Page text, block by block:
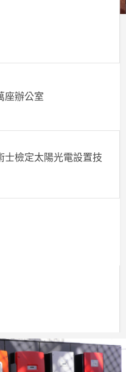
座辦公室
士檢定太陽光電設置技